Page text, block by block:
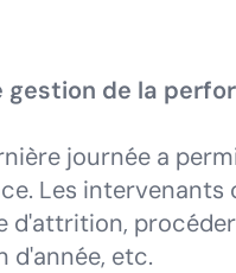
de la
journée a
Les intervenants
d'année, etc.